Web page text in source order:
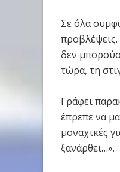
Σε όλα
δεν
τώρα, τη
Γράφει
έπρεπε να
μοναχικές
ξανάρθει…».